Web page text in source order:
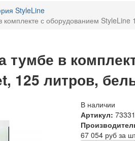
StyleLine
комплекте с оборудованием
тумбе в
125 литров,
В наличии
Артикул: 73331
67 054 руб за